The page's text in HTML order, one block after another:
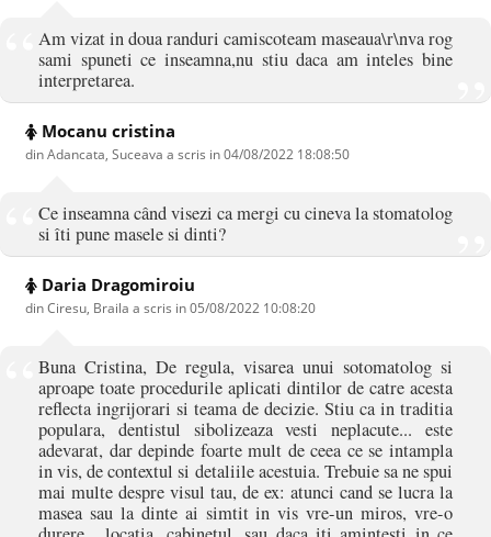
Am vizat in doua randuri camiscoteam maseaua\r\nva rog
sami spuneti ce inseamna,nu stiu daca am inteles bine
interpretarea.
Mocanu cristina
din Adancata, Suceava a scris in04/08/2022 18:08:50
Ce inseamna când visezi ca mergi cu cineva la stomatolog
si îti pune masele si dinti?
Daria Dragomiroiu
din Ciresu, Braila a scris in05/08/2022 10:08:20
Buna Cristina, De regula, visarea unui sotomatolog si
aproape toate procedurile aplicati dintilor de catre acesta
reflecta ingrijorari si teama de decizie. Stiu ca in traditia
populara, dentistul sibolizeaza vesti neplacute... este
adevarat, dar depinde foarte mult de ceea ce se intampla
in vis, de contextul si detaliile acestuia. Trebuie sa ne spui
mai multe despre visul tau, de ex: atunci cand se lucra la
masea sau la dinte ai simtit in vis vre-un miros, vre-o